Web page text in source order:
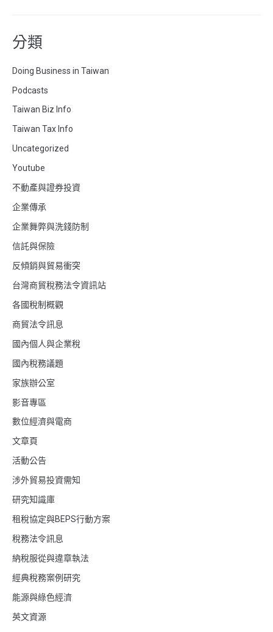
分類
Doing Business in Taiwan
Podcasts
Taiwan Biz Info
Taiwan Tax Info
Uncategorized
Youtube
不動產與證券投資
企業傳承
企業舞弊與洗錢防制
信託與保險
反傾銷與貿易衝突
台灣商貿稅務法令資訊站
各國稅制概觀
商貿法令訊息
國內個人與企業稅
國內稅務議題
家族辦公室
影音專區
數位經濟與電商
文章頁
活動公告
涉外貿易投資需知
研究知識庫
租稅協定與BEPS行動方案
稅務法令訊息
納稅服從與違章執法
經典稅務案例研究
能源與綠色經濟
英文資源